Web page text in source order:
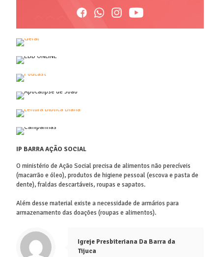
IP BARRA AÇÃO SOCIAL
O ministério de Ação Social precisa de alimentos não perecíveis
(macarrão e óleo), produtos de higiene pessoal (escova e pasta de
dente), fraldas descartáveis, roupas e sapatos.
Além desse material existe a necessidade de armários para
armazenamento das doações (roupas e alimentos).
Igreje Presbiteriana Da Barra da
Tijuca